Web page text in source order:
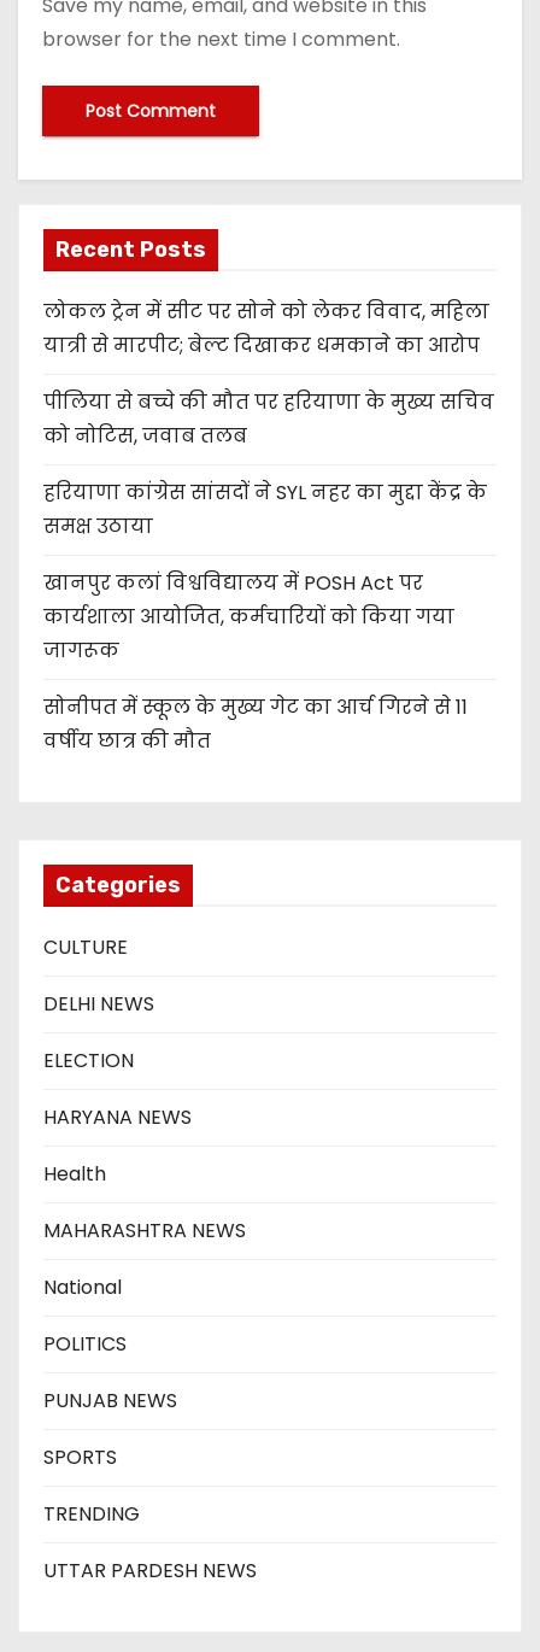
Save my name, email, and website in this
browser for the next time I comment.
Recent Posts
लोकल ट्रेन में सीट पर सोने को लेकर विवाद, महिला
यात्री से मारपीट; बेल्ट दिखाकर धमकाने का आरोप
पीलिया से बच्चे की मौत पर हरियाणा के मुख्य सचिव
को नोटिस, जवाब तलब
हरियाणा कांग्रेस सांसदों ने SYL नहर का मुद्दा केंद्र के
समक्ष उठाया
खानपुर कलां विश्वविद्यालय में POSH Act पर
कार्यशाला आयोजित, कर्मचारियों को किया गया
जागरूक
सोनीपत में स्कूल के मुख्य गेट का आर्च गिरने से 11
वर्षीय छात्र की मौत
Categories
CULTURE
DELHI NEWS
ELECTION
HARYANA NEWS
Health
MAHARASHTRA NEWS
National
POLITICS
PUNJAB NEWS
SPORTS
TRENDING
UTTAR PARDESH NEWS